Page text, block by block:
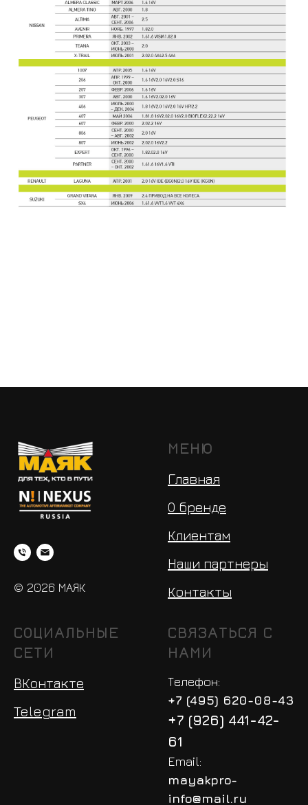
© 2026 МАЯК
МЕНЮ
Главная
О бренде
Клиентам
Наши партнеры
Контакты
СОЦИАЛЬНЫЕ
СЕТИ
ВКонтакте
Telegram
СВЯЗАТЬСЯ С
НАМИ
Телефон:
+7 (495) 620-08-43
+7 (926) 441-42-
61
Email:
mayakpro-
info@mail.ru